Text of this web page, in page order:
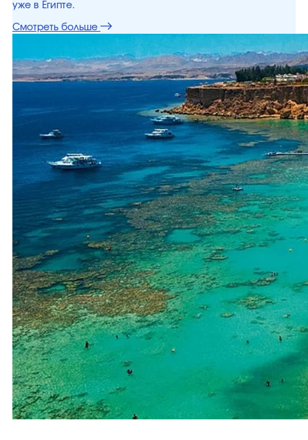
уже в Египте.
Смотреть больше